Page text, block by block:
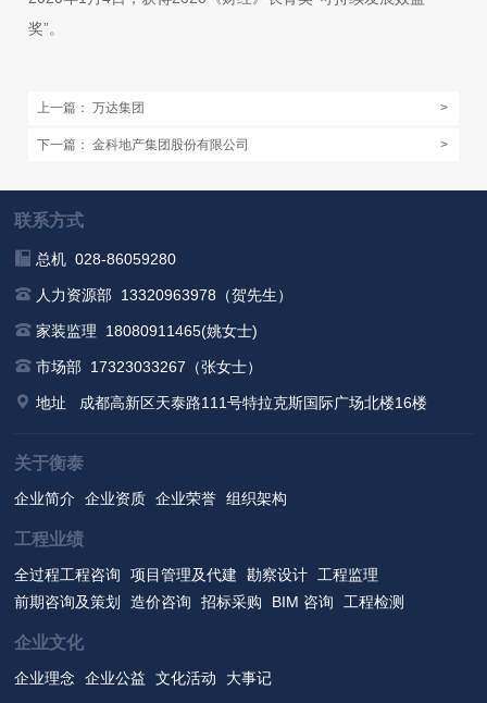
奖”。
上一篇： 万达集团 >
下一篇： 金科地产集团股份有限公司 >
联系方式
总机 028-86059280
人力资源部 13320963978（贺先生）
家装监理 18080911465(姚女士)
市场部 17323033267（张女士）
地址 成都高新区天泰路111号特拉克斯国际广场北楼16楼
关于衡泰
企业简介 企业资质 企业荣誉 组织架构
工程业绩
全过程工程咨询 项目管理及代建 勘察设计 工程监理
前期咨询及策划
造价咨询 招标采购 BIM 咨询 工程检测
企业文化
企业理念 企业公益 文化活动 大事记